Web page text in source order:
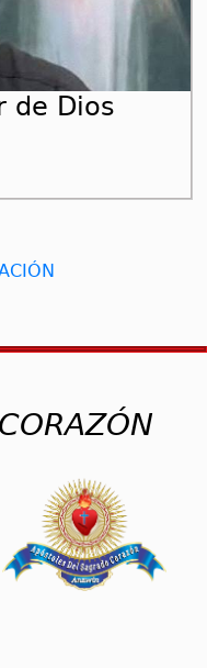
de Dios